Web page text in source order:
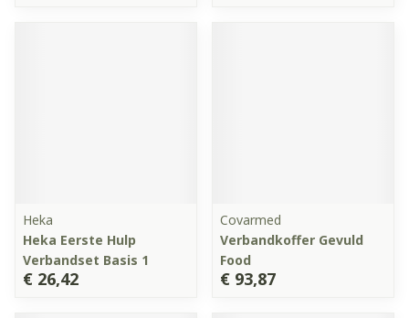
Heka
Heka Eerste Hulp
Verbandset Basis 1
€ 26,42
Covarmed
Verbandkoffer Gevuld
Food
€ 93,87